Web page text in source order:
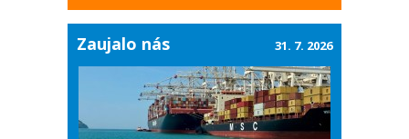
Zaujalo nás 31. 7. 2026